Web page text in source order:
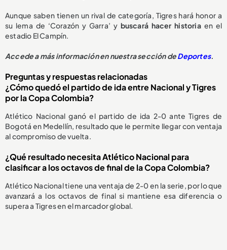
Aunque saben tienen un rival de categoría, Tigres hará honor a
su lema de ‘Corazón y Garra’ y buscará hacer historiaen el
estadio El Campín.
Accede a más información en nuestra sección deDeportes.
Preguntas y respuestas relacionadas
¿Cómo quedó el partido de ida entre Nacional y Tigres
por la Copa Colombia?
Atlético Nacional ganó el partido de ida 2-0 ante Tigres de
Bogotá en Medellín, resultado que le permite llegar con ventaja
al compromiso de vuelta.
¿Qué resultado necesita Atlético Nacional para
clasificar a los octavos de final de la Copa Colombia?
Atlético Nacional tiene una ventaja de 2-0 en la serie, por lo que
avanzará a los octavos de final si mantiene esa diferencia o
supera a Tigres en el marcador global.